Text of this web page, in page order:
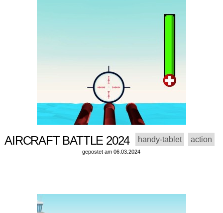
AIRCRAFT BATTLE 2024 handy-tablet action
gepostet am 06.03.2024